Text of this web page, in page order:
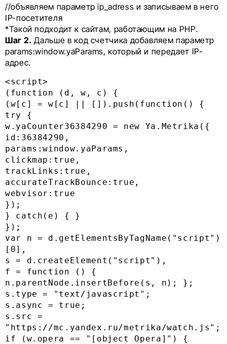
//объявляем параметр ip_adress и записываем в него
IP-посетителя
*Такой подходит к сайтам, работающим на PHP.
Шаг 2. Дальше в код счетчика добавляем параметр
params:window.yaParams, который и передает IP-
адрес.
<script>
(function (d, w, c) {
(w[c] = w[c] || []).push(function() {
try {
w.yaCounter36384290 = new Ya.Metrika({
id:36384290,
params:window.yaParams,
clickmap:true,
trackLinks:true,
accurateTrackBounce:true,
webvisor:true
});
} catch(e) { }
});
var n = d.getElementsByTagName("script")
[0],
s = d.createElement("script"),
f = function () {
n.parentNode.insertBefore(s, n); };
s.type = "text/javascript";
s.async = true;
s.src =
"https://mc.yandex.ru/metrika/watch.js";
if (w.opera == "[object Opera]") {